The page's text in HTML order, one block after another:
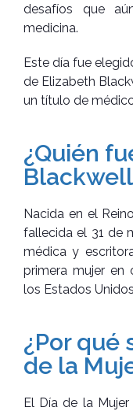
desafíos que
medicina.
Este día fue
de Elizabeth
un título de
¿Quién
Nacida en el
fallecida el 31 de
médica y
primera mujer en
los Estados
¿Por qué
de la
El Día de la